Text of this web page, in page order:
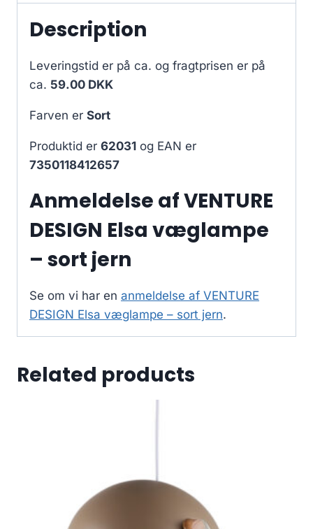
Description
Leveringstid er på ca. og fragtprisen er på
ca. 59.00 DKK
Farven er Sort
Produktid er 62031 og EAN er
7350118412657
Anmeldelse af VENTURE
DESIGN Elsa væglampe
– sort jern
Se om vi har en anmeldelse af VENTURE
DESIGN Elsa væglampe – sort jern.
Related products